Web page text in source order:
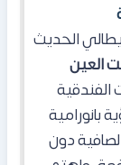
الحديث
العين
الفندقية
بانورامية
دون